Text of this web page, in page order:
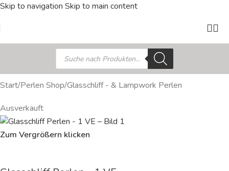
Skip to navigation Skip to main content
Start/Perlen Shop/Glasschliff - & Lampwork Perlen
Ausverkauft
Zum Vergrößern klicken